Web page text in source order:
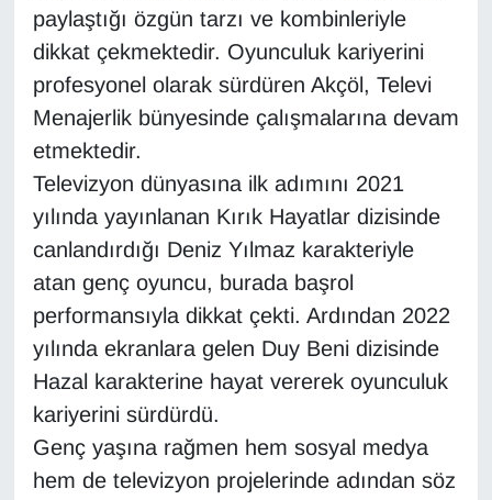
paylaştığı özgün tarzı ve kombinleriyle
dikkat çekmektedir. Oyunculuk kariyerini
profesyonel olarak sürdüren Akçöl, Televi
Menajerlik bünyesinde çalışmalarına devam
etmektedir.
Televizyon dünyasına ilk adımını 2021
yılında yayınlanan Kırık Hayatlar dizisinde
canlandırdığı Deniz Yılmaz karakteriyle
atan genç oyuncu, burada başrol
performansıyla dikkat çekti. Ardından 2022
yılında ekranlara gelen Duy Beni dizisinde
Hazal karakterine hayat vererek oyunculuk
kariyerini sürdürdü.
Genç yaşına rağmen hem sosyal medya
hem de televizyon projelerinde adından söz
Haber
HABERDE İNSAN
İngilizce
Kadın
Kamu Alımları
Kim Kimdir?
Kültür & Sanat
KURDÎ
MAGAZİN